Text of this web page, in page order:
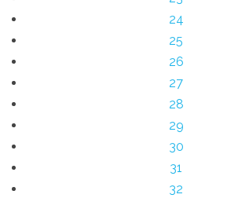
24
25
26
27
28
29
30
31
32